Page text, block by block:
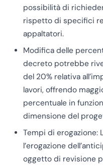
possibilità di
rispetto di specifici
appaltatori.
Modifica delle
decreto potrebbe
del 20% relativa
lavori, offrendo
percentuale in
dimensione del
Tempi di
l’erogazione
oggetto di revisione